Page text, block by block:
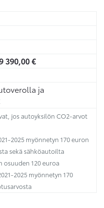
390,00€
ja
jos autoyksilön CO2-arvot
2025 myönnetyn 170 euron
sekä sähköautoilta
120 euroa
2025 myönnetyn 170